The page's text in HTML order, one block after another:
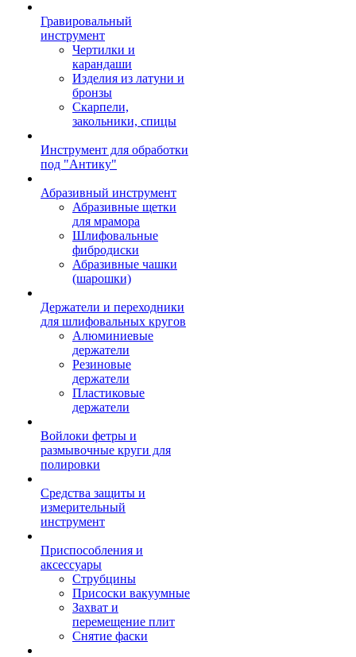
Гравировальный
инструмент
Чертилки и
карандаши
Изделия из латуни и
бронзы
Скарпели,
закольники, спицы
Инструмент для обработки
под "Антику"
Абразивный инструмент
Абразивные щетки
для мрамора
Шлифовальные
фибродиски
Абразивные чашки
(шарошки)
Держатели и переходники
для шлифовальных кругов
Алюминиевые
держатели
Резиновые
держатели
Пластиковые
держатели
Войлоки фетры и
размывочные круги для
полировки
Средства защиты и
измерительный
инструмент
Приспособления и
аксессуары
Струбцины
Присоски вакуумные
Захват и
перемещение плит
Снятие фаски